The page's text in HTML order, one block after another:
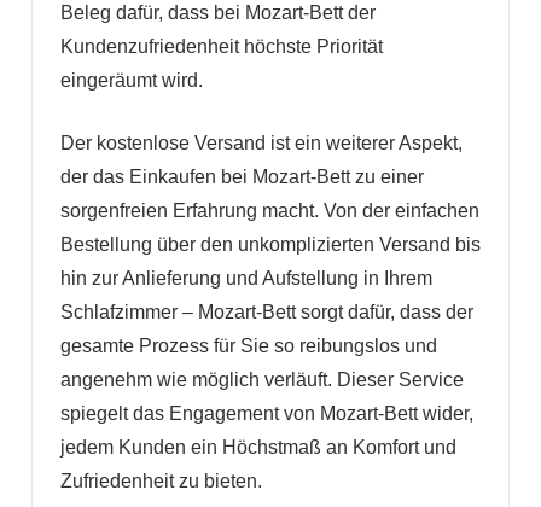
Beleg dafür, dass bei Mozart-Bett der
Kundenzufriedenheit höchste Priorität
eingeräumt wird.
Der kostenlose Versand ist ein weiterer Aspekt,
der das Einkaufen bei Mozart-Bett zu einer
sorgenfreien Erfahrung macht. Von der einfachen
Bestellung über den unkomplizierten Versand bis
hin zur Anlieferung und Aufstellung in Ihrem
Schlafzimmer – Mozart-Bett sorgt dafür, dass der
gesamte Prozess für Sie so reibungslos und
angenehm wie möglich verläuft. Dieser Service
spiegelt das Engagement von Mozart-Bett wider,
jedem Kunden ein Höchstmaß an Komfort und
Zufriedenheit zu bieten.